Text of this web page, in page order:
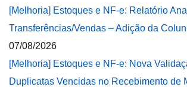
[Melhoria] Estoques e NF-e: Relatório
Transferências/Vendas – Adição da
07/08/2026
[Melhoria] Estoques e NF-e: Nova
Duplicatas Vencidas no Recebimento de